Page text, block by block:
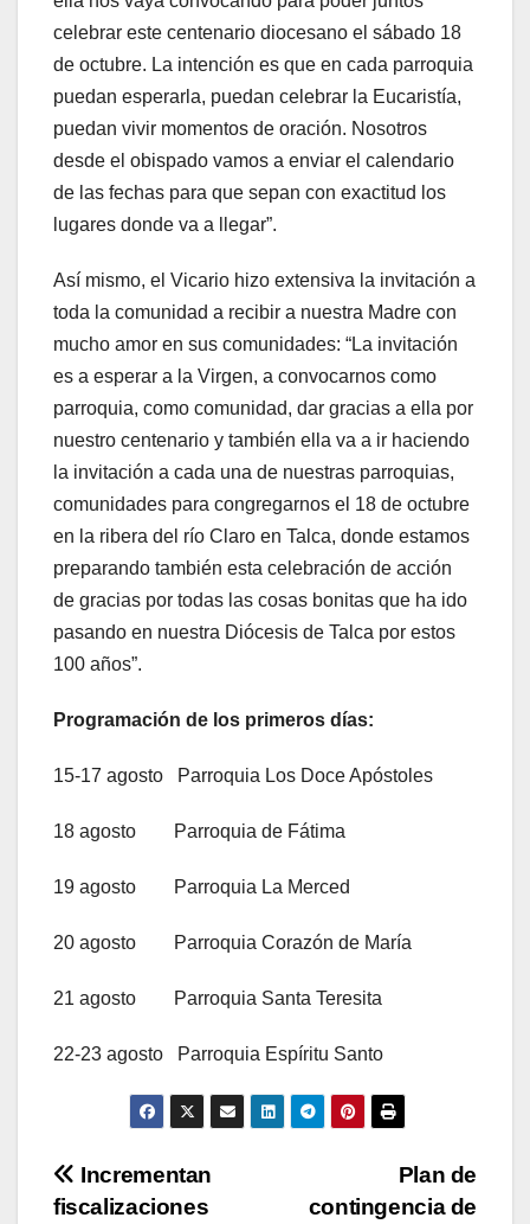
celebrar este centenario diocesano el sábado 18
de octubre. La intención es que en cada parroquia
puedan esperarla, puedan celebrar la Eucaristía,
puedan vivir momentos de oración. Nosotros
desde el obispado vamos a enviar el calendario
de las fechas para que sepan con exactitud los
lugares donde va a llegar”.
Así mismo, el Vicario hizo extensiva la invitación a
toda la comunidad a recibir a nuestra Madre con
mucho amor en sus comunidades: “La invitación
es a esperar a la Virgen, a convocarnos como
parroquia, como comunidad, dar gracias a ella por
nuestro centenario y también ella va a ir haciendo
la invitación a cada una de nuestras parroquias,
comunidades para congregarnos el 18 de octubre
en la ribera del río Claro en Talca, donde estamos
preparando también esta celebración de acción
de gracias por todas las cosas bonitas que ha ido
pasando en nuestra Diócesis de Talca por estos
100 años”.
Programación de los primeros días:
15-17 agosto Parroquia Los Doce Apóstoles
18 agosto Parroquia de Fátima
19 agosto Parroquia La Merced
20 agosto Parroquia Corazón de María
21 agosto Parroquia Santa Teresita
22-23 agosto Parroquia Espíritu Santo
Navegación
Plan de
contingencia de
Incrementan
fiscalizaciones